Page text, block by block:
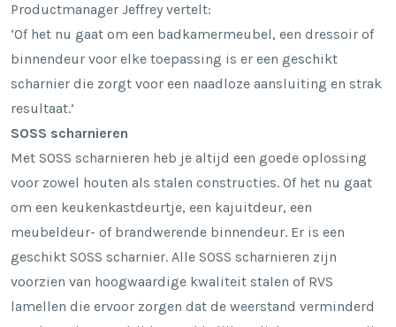
Productmanager Jeffrey vertelt:
‘Of het nu gaat om een badkamermeubel, een dressoir of
binnendeur voor elke toepassing is er een geschikt
scharnier die zorgt voor een naadloze aansluiting en strak
resultaat.’
SOSS scharnieren
Met SOSS scharnieren heb je altijd een goede oplossing
voor zowel houten als stalen constructies. Of het nu gaat
om een keukenkastdeurtje, een kajuitdeur, een
meubeldeur- of brandwerende binnendeur. Er is een
geschikt SOSS scharnier. Alle SOSS scharnieren zijn
voorzien van hoogwaardige kwaliteit stalen of RVS
lamellen die ervoor zorgen dat de weerstand verminderd